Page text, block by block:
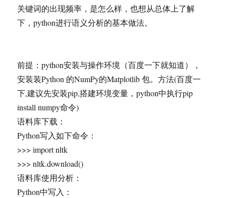
关键词的出现频率，是怎么样，也想从总体上了解
下，python进行语义分析的基本做法。
前提：python安装与操作环境（百度一下就知道），
安装装Python 的NumPy的Matplotlib 包。方法(百度一
下,建议先安装pip,搭建环境变量，python中执行pip
install numpy命令)
语料库下载：
Python写入如下命令：
>>> import nltk
>>> nltk.download()
语料库使用分析：
Python中写入：